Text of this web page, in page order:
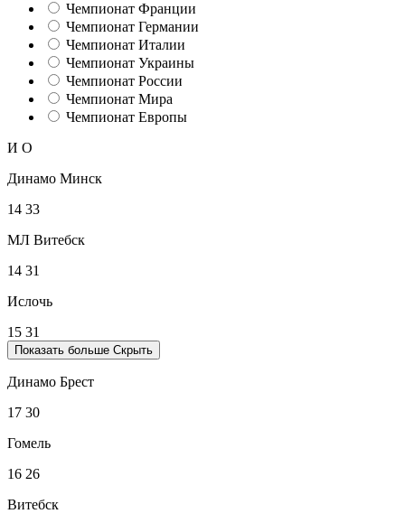
Чемпионат Франции
Чемпионат Германии
Чемпионат Италии
Чемпионат Украины
Чемпионат России
Чемпионат Мира
Чемпионат Европы
И О
Динамо Минск
14 33
МЛ Витебск
14 31
Ислочь
15 31
Показать больше Скрыть
Динамо Брест
17 30
Гомель
16 26
Витебск